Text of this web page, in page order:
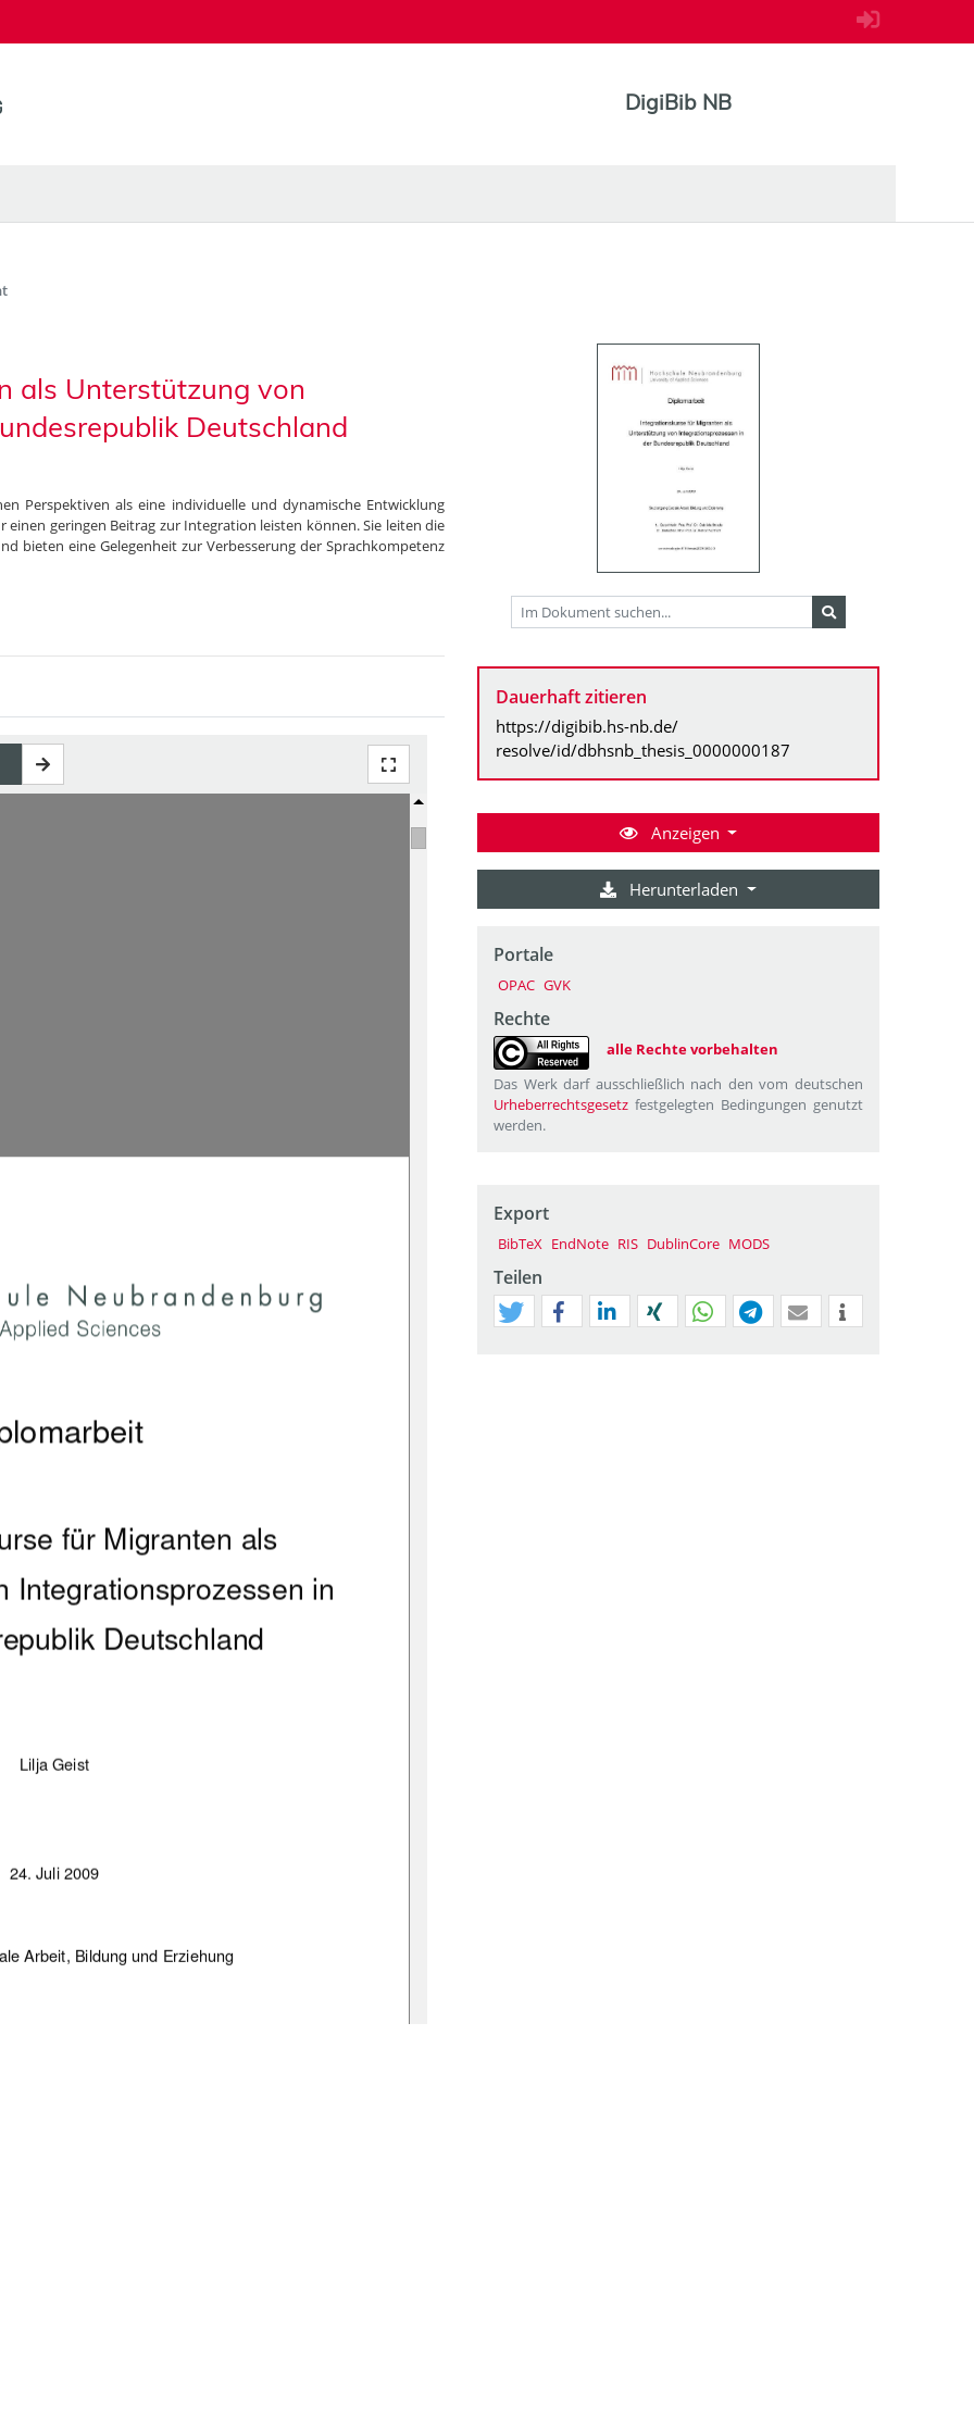
DigiBib NB
als Unterstützung von
Deutschland
Perspektiven als eine individuelle und dynamische Entwicklung
geringen Beitrag zur Integration leisten können. Sie leiten die
bieten eine Gelegenheit zur Verbesserung der Sprachkompetenz
für Migranten als
Integrationsprozessen in
Deutschland
Lilja Geist
24. Juli 2009
Arbeit, Bildung und Erziehung
Dauerhaft zitieren
https://digibib.hs-nb.de/
resolve/id/dbhsnb_thesis_0000000187
Anzeigen
Herunterladen
Portale
OPAC GVK
Rechte
alle Rechte vorbehalten
Das Werk darf ausschließlich nach den vom deutschen
Urheberrechtsgesetz festgelegten Bedingungen genutzt
werden.
Export
BibTeX EndNote RIS DublinCore MODS
Teilen